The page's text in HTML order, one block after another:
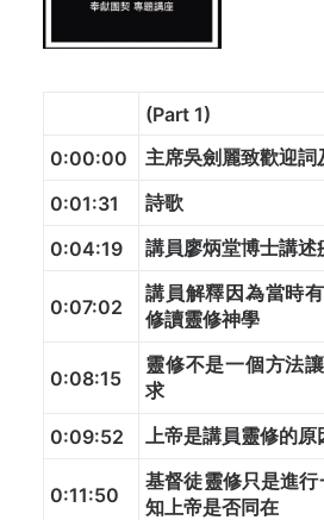
(Part 1)
0:00:00
主席吳劍麗致歡迎詞
0:01:31
詩歌
0:04:19
講員廖炳堂博士講
0:07:02
講員解釋因為當時
修讀靈修神學
0:08:15
靈修不是一個方法
求
0:09:52
上帝是講員靈修的原
0:11:50
基督徒靈修只是進
知上帝是否同在